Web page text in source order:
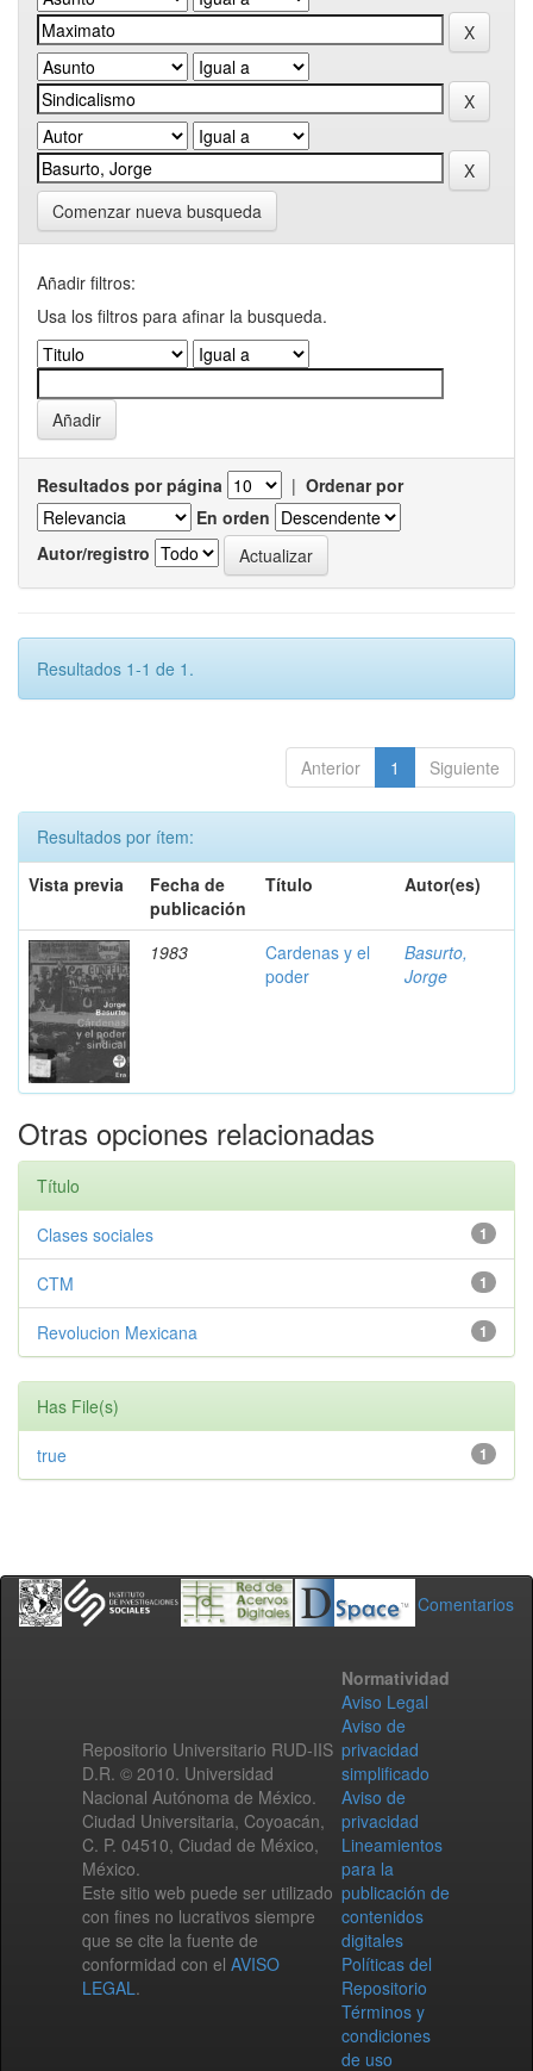
Comenzar nueva busqueda
Añadir filtros:
Usa los filtros para afinar la busqueda.
Resultados por página | Ordenar por
En orden
Autor/registro
Resultados 1-1 de 1.
Anterior 1 Siguiente
Resultados por ítem:
Vista previa
Fecha de
publicación
Título Autor(es)
1983
Cardenas y el
poder
Basurto,
Jorge
Otras opciones relacionadas
Título
1
Clases sociales
1
CTM
1
Revolucion Mexicana
Has File(s)
1
true
Comentarios
Repositorio Universitario RUD-IIS
D.R. © 2010. Universidad
Nacional Autónoma de México.
Ciudad Universitaria, Coyoacán,
C. P. 04510, Ciudad de México,
México.
Este sitio web puede ser utilizado
con fines no lucrativos siempre
que se cite la fuente de
conformidad con el AVISO
LEGAL.
Normatividad
Aviso Legal
Aviso de
privacidad
simplificado
Aviso de
privacidad
Lineamientos
para la
publicación de
contenidos
digitales
Políticas del
Repositorio
Términos y
condiciones
de uso